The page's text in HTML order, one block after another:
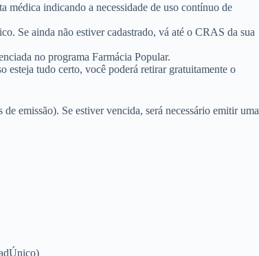
médica indicando a necessidade de uso contínuo de
Se ainda não estiver cadastrado, vá até o CRAS da sua
no programa Farmácia Popular.
esteja tudo certo, você poderá retirar gratuitamente o
emissão). Se estiver vencida, será necessário emitir uma